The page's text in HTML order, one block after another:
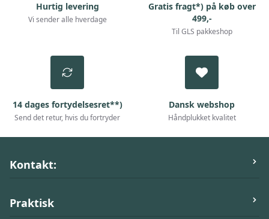
Hurtig levering
Vi sender alle hverdage
Gratis fragt*) på køb over
499,-
Til GLS pakkeshop
14 dages fortydelsesret**)
Send det retur, hvis du fortryder
Dansk webshop
Håndplukket kvalitet
Kontakt:
Praktisk